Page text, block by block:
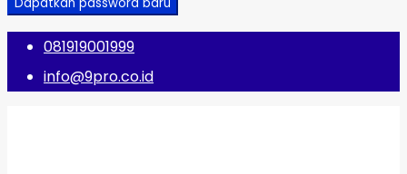
081919001999
info@9pro.co.id